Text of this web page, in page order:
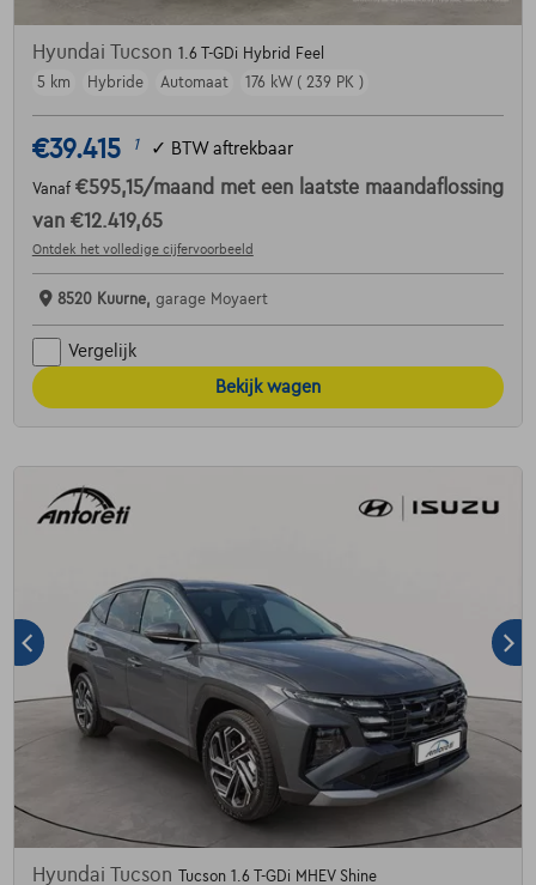
Hyundai Tucson 1.6 T-GDi Hybrid Feel
5 km
Hybride Automaat 176 kW ( 239 PK )
€39.415 1 ✓ BTW aftrekbaar
Vanaf €595,15/maand met een laatste maandaflossing
van €12.419,65
Ontdek het volledige cijfervoorbeeld
8520 Kuurne, garage Moyaert
Vergelijk
Bekijk wagen
Hyundai Tucson
Tucson 1.6 T-GDi MHEV Shine